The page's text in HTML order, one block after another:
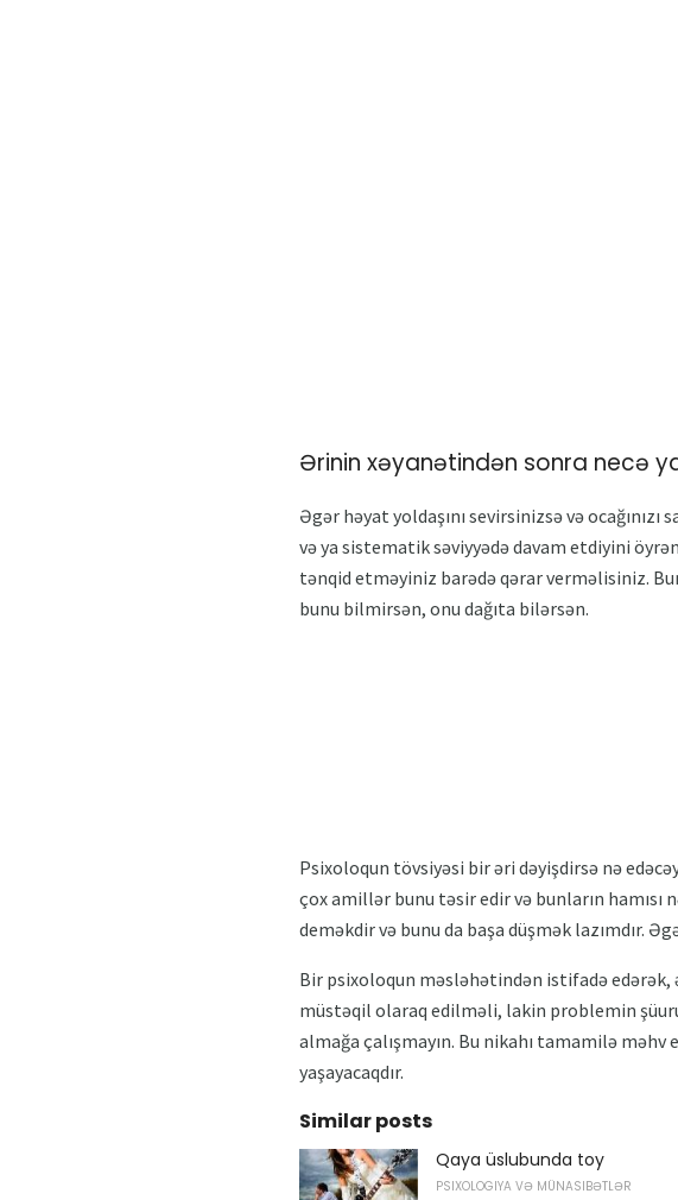
Ərinin xəyanətindən sonra necə
Əgər həyat yoldaşını sevirsinizsə və
və ya sistematik səviyyədə davam etdiyini
tənqid etməyiniz barədə qərar verməlisiniz.
bunu bilmirsən, onu dağıta bilərsən.
Psixoloqun tövsiyəsi bir əri dəyişdirsə nə
çox amillər bunu təsir edir və bunların hamısı
deməkdir və bunu da başa düşmək lazımdır.
Bir psixoloqun məsləhətindən istifadə edərək,
müstəqil olaraq edilməli, lakin problemin
almağa çalışmayın. Bu nikahı tamamilə
yaşayacaqdır.
Similar posts
Qaya üslubunda toy
PSIXOLOGIYA VƏ MÜNASIBƏTLƏR